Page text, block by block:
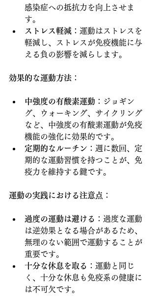
感染症への抵抗力を向上させま
す。
ストレス軽減 ：運動はストレスを
軽減し、ストレスが免疫機能に与
える負の影響を減らします。
効果的な運動方法 ：
中強度の有酸素運動 ：ジョギン
グ、ウォーキング、サイクリング
など、中強度の有酸素運動が免疫
機能の強化に効果的です。
定期的なルーチン ：週に数回、定
期的な運動習慣を持つことが、免
疫力を維持する鍵です。
運動の実践における注意点 ：
過度の運動は避ける ：過度な運動
は逆効果となる場合があるため、
無理のない範囲で運動することが
重要です。
十分な休息を取る ：運動と同じ
く、十分な休息も免疫系の健康に
は不可欠です。